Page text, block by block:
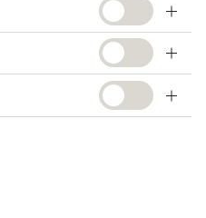
esiste.
tua ricerca
.